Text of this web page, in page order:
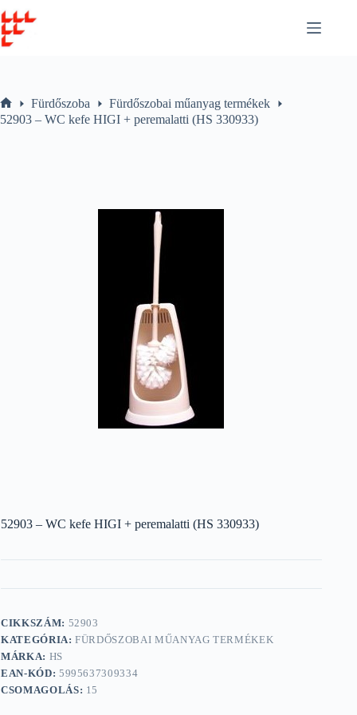
to
content
Home
Fürdőszoba
Fürdőszobai műanyag termékek
52903 – WC kefe HIGI + peremalatti (HS 330933)
52903 – WC kefe HIGI + peremalatti (HS 330933)
CIKKSZÁM: 52903
KATEGÓRIA:FÜRDŐSZOBAI MŰANYAG TERMÉKEK
MÁRKA: HS
EAN-KÓD: 5995637309334
CSOMAGOLÁS: 15